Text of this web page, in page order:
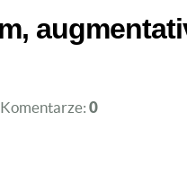
Komentarze: 0